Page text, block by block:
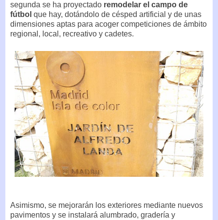
segunda se ha proyectado remodelar el campo de
fútbol que hay, dotándolo de césped artificial y de unas
dimensiones aptas para acoger competiciones de ámbito
regional, local, recreativo y cadetes.
Asimismo, se mejorarán los exteriores mediante nuevos
pavimentos y se instalará alumbrado, gradería y